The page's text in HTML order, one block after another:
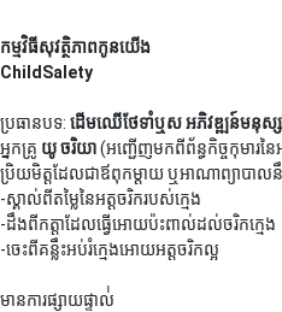
កម្មវិធីសុវត្ថិភាពកូនយើង
ChildSalety
ប្រធានបទ: ដើមឈើថែទាំឬស អភិវឌ្ឍន៍មនុស្ស
អ្នកគ្រូ យូ ចរិយា(អញ្ជើញមកពីព័ន្ធកិច្ចកុមារនៃ
ប្រិយមិត្តដែលជាឪពុកម្ដាយ ឬអាណាព្យាបាល
-ស្គាល់ពីតម្លៃនៃអត្តចរិករបស់ក្មេង
-ដឹងពីកត្តាដែលធ្វើអោយប៉ះពាល់ដល់ចរិកក្មេង
-ចេះពីគន្លឹះអប់រំក្មេងអោយអត្តចរិកល្អ
មានការផ្សាយផ្ទាល់់